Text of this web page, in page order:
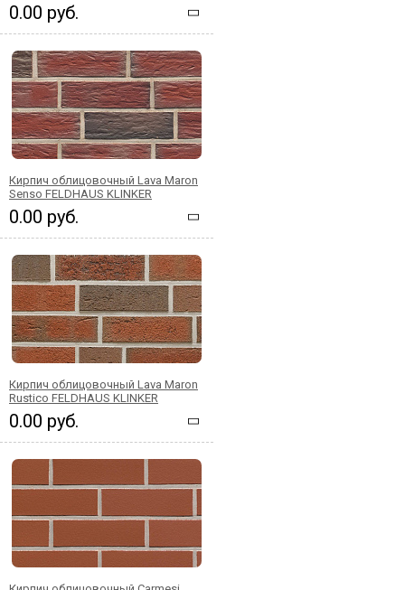
0.00 руб.
Кирпич облицовочный Lava Maron
Senso FELDHAUS KLINKER
0.00 руб.
Кирпич облицовочный Lava Maron
Rustico FELDHAUS KLINKER
0.00 руб.